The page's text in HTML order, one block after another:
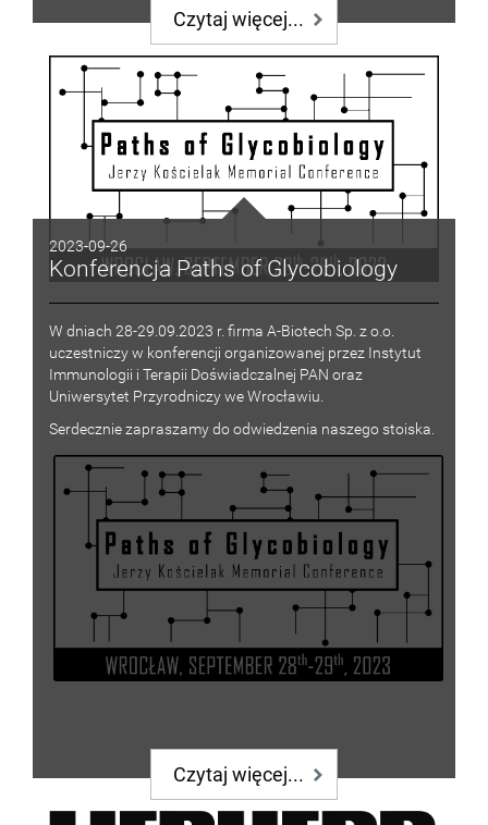
Czytaj więcej...
2023-09-26
Konferencja Paths of Glycobiology
W dniach 28-29.09.2023 r. firma A-Biotech Sp. z o.o.
uczestniczy w konferencji organizowanej przez Instytut
Immunologii i Terapii Doświadczalnej PAN oraz
Uniwersytet Przyrodniczy we Wrocławiu.
Serdecznie zapraszamy do odwiedzenia naszego stoiska.
Czytaj więcej...